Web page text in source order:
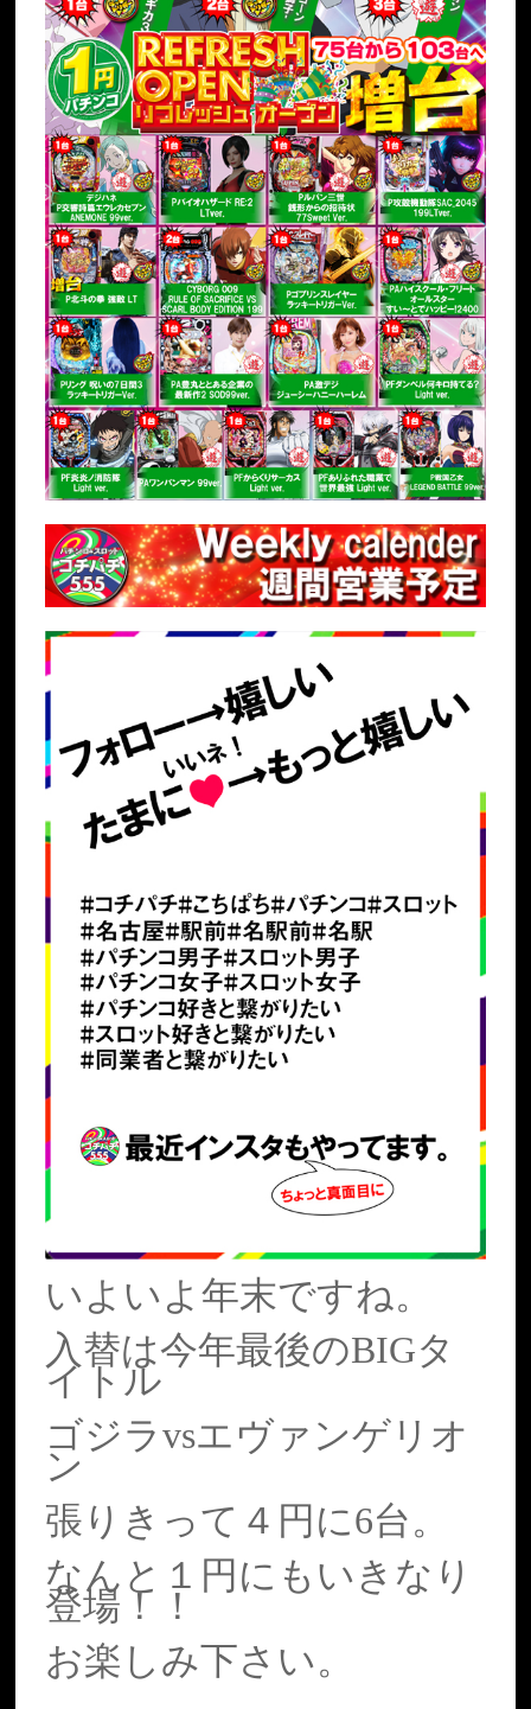
いよいよ年末ですね。
入替は今年最後のBIGタ
イトル
ゴジラvsエヴァンゲリオ
ン
張りきって４円に6台。
なんと１円にもいきなり
登場！！
お楽しみ下さい。